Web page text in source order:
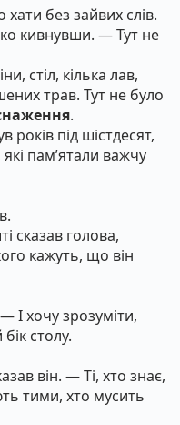
без зайвих слів.
кивнувши. — Тут не
стіл, кілька лав,
трав. Тут не було
.
років під шістдесят,
пам’ятали важчу
сказав голова,
кажуть, що він
І хочу зрозуміти,
столу.
він. — Ті, хто знає,
тими, хто мусить